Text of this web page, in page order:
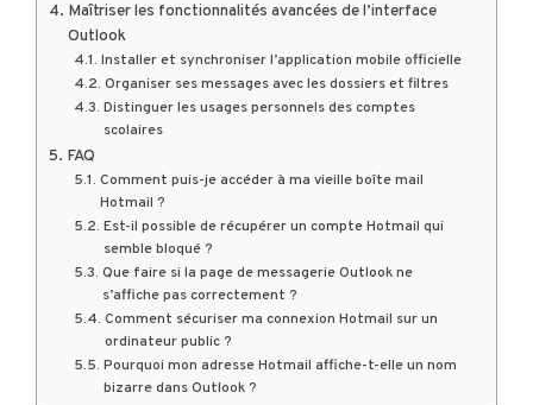
Maîtriser les fonctionnalités avancées de l’interface
Outlook
Installer et synchroniser l’application mobile officielle
Organiser ses messages avec les dossiers et filtres
Distinguer les usages personnels des comptes
scolaires
FAQ
Comment puis-je accéder à ma vieille boîte mail
Hotmail ?
Est-il possible de récupérer un compte Hotmail qui
semble bloqué ?
Que faire si la page de messagerie Outlook ne
s’affiche pas correctement ?
Comment sécuriser ma connexion Hotmail sur un
ordinateur public ?
Pourquoi mon adresse Hotmail affiche-t-elle un nom
bizarre dans Outlook ?